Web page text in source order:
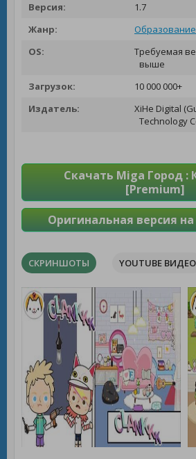
Версия:
1.7
Жанр:
Образование
OS:
Требуемая
выше
Загрузок:
10 000 000+
Издатель:
XiHe Digital
Technology
Скачать Miga Город :
[Premium]
Оригинальная версия
СКРИНШОТЫ YOUTUBE ВИДЕО